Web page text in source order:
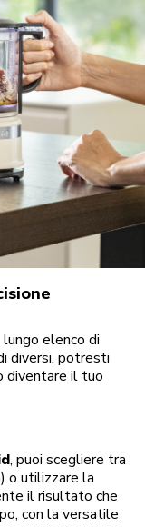
elenco di
diversi, potresti
diventare il tuo
, puoi scegliere tra
o utilizzare la
il risultato che
con la versatile